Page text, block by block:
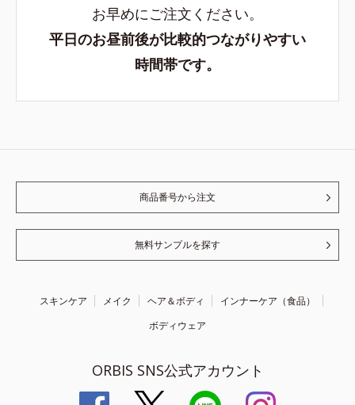
お早めにご注文ください。
平日のお昼前後が比較的つながりやすい
時間帯です。
商品番号から注文
無料サンプルを探す
スキンケア メイク ヘア＆ボディ
インナーケア（食品）
ボディウェア
ORBIS SNS公式アカウント